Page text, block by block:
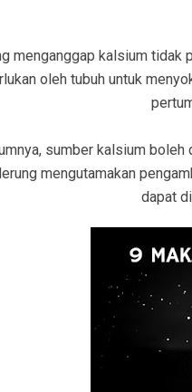
menganggap kalsium tidak
oleh tubuh untuk
sumber kalsium
mengutamakan
dapat